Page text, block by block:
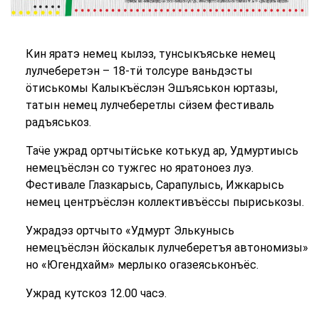
Кин яратэ немец кылэз, тунсыкъяське немец
лулчеберетэн – 18-тӥ толсуре ваньдэсты
ӧтиськомы Калыкъёслэн Эшъяськон юртазы,
татын немец лулчеберетлы сӥзем фестиваль
радъяськоз.
Таӵе ужрад ортчытӥське котькуд ар, Удмуртиысь
немецъёслэн со тужгес но яратоноез луэ.
Фестивале Глазкарысь, Сарапулысь, Ижкарысь
немец центръёслэн коллективъёссы пыриськозы.
Ужрадэз ортчыто «Удмурт Элькунысь
немецъёслэн йӧскалык лулчеберетъя автономизы»
но «Югендхайм» мерлыко огазеяськонъёс.
Ужрад кутскоз 12.00 часэ.